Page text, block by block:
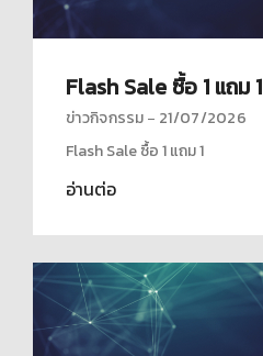
Flash Sale ซื้อ 1 แถม 1
ข่าวกิจกรรม
21/07/2026
Flash Sale ซื้อ 1 แถม 1
อ่านต่อ